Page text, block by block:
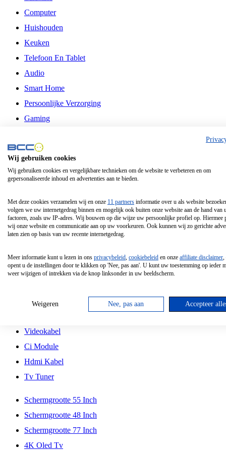
Computer
Huishouden
Keuken
Telefoon En Tablet
Audio
Smart Home
Persoonlijke Verzorging
Gaming
Philips
Schermgrootte 24 Inch
Schermgrootte 85 Inch
Schermgrootte 98 Inch
Tcl
Hd Led Tv
Antennekabel
Videokabel
Ci Module
Hdmi Kabel
Tv Tuner
Schermgrootte 55 Inch
Schermgrootte 48 Inch
Schermgrootte 77 Inch
4K Oled Tv
Wij gebruiken cookies
Wij gebruiken cookies en vergelijkbare technieken om de website te verbeteren en om
gepersonaliseerde inhoud en advertenties aan te bieden.
Met deze cookies verzamelen wij en onze 11 partners informatie over u als website
volgen we uw internetgedrag binnen en mogelijk ook buiten onze website aan de hand van
factoren, zoals uw IP-adres. Wij bouwen op die wijze uw persoonlijke profiel op. Hiermee
wij onze website en communicatie aan op uw voorkeuren. Ook kunnen wij zo gerichte
laten zien op basis van uw recente internetgedrag.
Meer informatie kunt u lezen in ons privacybeleid, cookiebeleid en onze affiliate disclaimer,
opent u de instellingen door te klikken op 'Nee, pas aan'. U kunt uw toestemming op ieder
weer wijzigen of intrekken via de knop linksonder in uw beeldscherm.
Weigeren Nee, pas aan Accepteer